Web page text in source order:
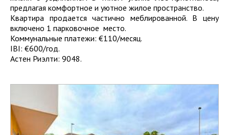
предлагая комфортное и уютное жилое пространство.
Квартира продается частично меблированной. В цену
включено 1 парковочное место.
Коммунальные платежи: €110/месяц.
IBI: €600/год.
Астен Риэлти: 9048.